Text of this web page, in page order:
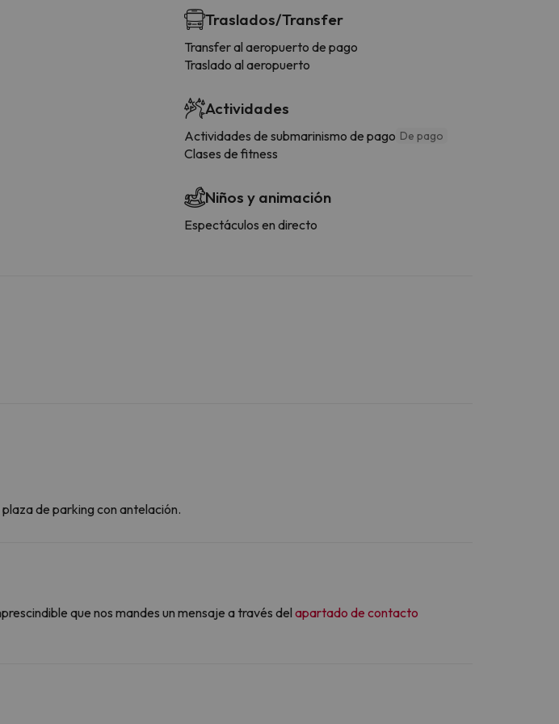
Traslados/Transfer
Transfer al aeropuerto de pago
Traslado al aeropuerto
Actividades
Actividades de submarinismo de pago De pago
Clases de fitness
Niños y animación
Espectáculos en directo
de parking con antelación.
que nos mandes un mensaje a través del apartado de contacto